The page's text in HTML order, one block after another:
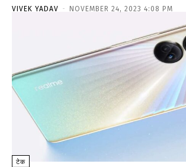
VIVEK YADAV - NOVEMBER 24, 2023 4:08 PM
टेक